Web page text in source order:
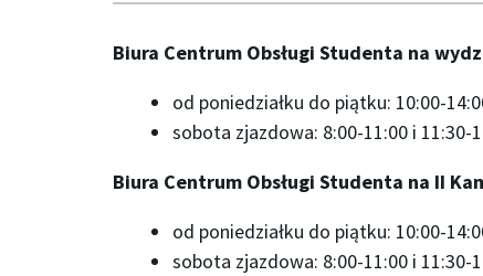
Biura Centrum Obsługi Studenta na
od poniedziałku do piątku: 10:00-
sobota zjazdowa: 8:00-11:00 i 11:30-
Biura Centrum Obsługi Studenta na II
od poniedziałku do piątku: 10:00-
sobota zjazdowa: 8:00-11:00 i 11:30-